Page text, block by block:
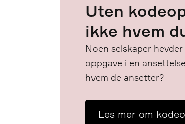
Uten
ikke hvem
Noen selskaper
oppgave i en
hvem de ansetter?
Les mer om